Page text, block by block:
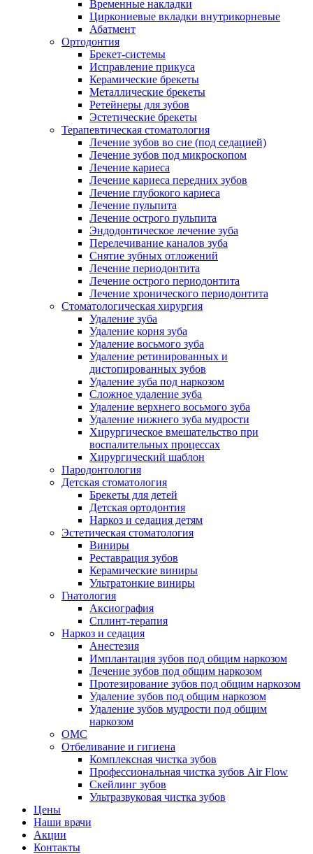
Временные накладки
Циркониевые вкладки внутрикорневые
Абатмент
Ортодонтия
Брекет-системы
Исправление прикуса
Керамические брекеты
Металлические брекеты
Ретейнеры для зубов
Эстетические брекеты
Терапевтическая стоматология
Лечение зубов во сне (под седацией)
Лечение зубов под микроскопом
Лечение кариеса
Лечение кариеса передних зубов
Лечение глубокого кариеса
Лечение пульпита
Лечение острого пульпита
Эндодонтическое лечение зуба
Перелечивание каналов зуба
Снятие зубных отложений
Лечение периодонтита
Лечение острого периодонтита
Лечение хронического периодонтита
Стоматологическая хирургия
Удаление зуба
Удаление корня зуба
Удаление восьмого зуба
Удаление ретинированных и
дистопированных зубов
Удаление зуба под наркозом
Сложное удаление зуба
Удаление верхнего восьмого зуба
Удаление нижнего зуба мудрости
Хирургическое вмешательство при
воспалительных процессах
Хирургический шаблон
Пародонтология
Детская стоматология
Брекеты для детей
Детская ортодонтия
Наркоз и седация детям
Эстетическая стоматология
Виниры
Реставрация зубов
Керамические виниры
Ультратонкие виниры
Гнатология
Аксиография
Сплинт-терапия
Наркоз и седация
Анестезия
Имплантация зубов под общим наркозом
Лечение зубов под общим наркозом
Протезирование зубов под общим наркозом
Удаление зубов под общим наркозом
Удаление зубов мудрости под общим
наркозом
ОМС
Отбеливание и гигиена
Комплексная чистка зубов
Профессиональная чистка зубов Air Flow
Скейлинг зубов
Ультразвуковая чистка зубов
Цены
Наши врачи
Акции
Контакты